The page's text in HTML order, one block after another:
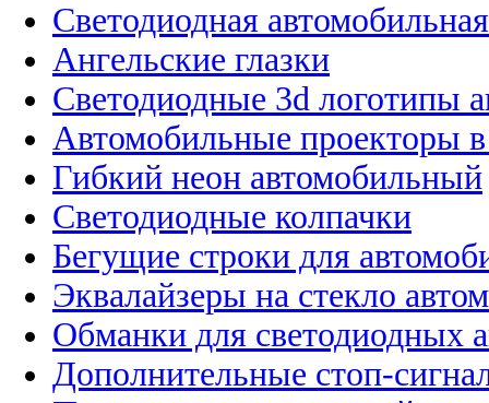
Светодиодная
Ангельские глазки
Светодиодные 3d логотипы
Автомобильные проекторы
Гибкий неон автомобильный
Светодиодные колпачки
Бегущие строки для
Эквалайзеры на стекло
Обманки для светодиодных
Дополнительные стоп-